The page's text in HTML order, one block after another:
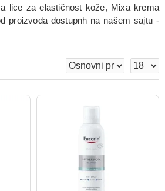
lice za elastičnost kože, Mixa krema
proizvoda dostupnh na našem sajtu -